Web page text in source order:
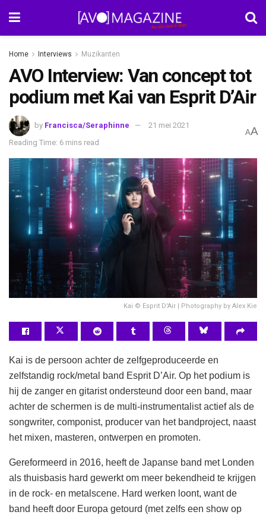
Home Interviews Muzikanten
AVO Interview: Van concept tot
podium met Kai van Esprit D’Air
by Francisca/Seraphinne
21 mei 2021
Reading Time: 6 mins read
AA
Kai © Esprit D'Air | Photography by Alex Kie
Kai is de persoon achter de zelfgeproduceerde en
zelfstandig rock/metal band Esprit D’Air. Op het podium is
hij de zanger en gitarist ondersteund door een band, maar
achter de schermen is de multi-instrumentalist actief als de
songwriter, componist, producer van het bandproject, naast
het mixen, masteren, ontwerpen en promoten.
Gereformeerd in 2016, heeft de Japanse band met Londen
als thuisbasis hard gewerkt om meer bekendheid te krijgen
in de rock- en metalscene. Hard werken loont, want de
band heeft door Europa getourd (met zelfs een show op